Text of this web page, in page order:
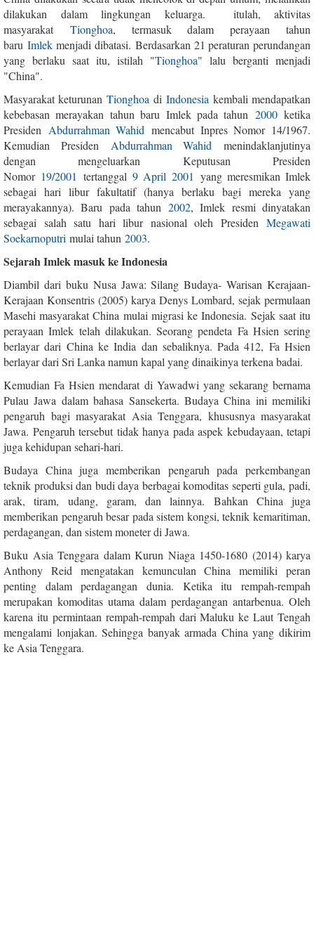
dilakukan dalam lingkungan keluarga. itulah, aktivitas
masyarakat Tionghoa, termasuk dalam perayaan tahun
baru Imlekmenjadi dibatasi. Berdasarkan 21 peraturan perundangan
yang berlaku saat itu, istilah "Tionghoa" lalu berganti menjadi
"China".
Masyarakat keturunan Tionghoa di Indonesia kembali mendapatkan
kebebasan merayakan tahun baru Imlek pada tahun 2000ketika
Presiden Abdurrahman Wahid mencabut Inpres Nomor 14/1967.
Kemudian Presiden Abdurrahman Wahid menindaklanjutinya
dengan mengeluarkan Keputusan Presiden
Nomor 19/2001 tertanggal 9 April 2001 yang meresmikan Imlek
sebagai hari libur fakultatif (hanya berlaku bagi mereka yang
merayakannya). Baru pada tahun2002, Imlek resmi dinyatakan
sebagai salah satu hari libur nasional oleh Presiden Megawati
Soekarnoputri mulai tahun 2003.
Sejarah Imlek masuk ke Indonesia
Diambil dari buku Nusa Jawa: Silang Budaya- Warisan Kerajaan-
Kerajaan Konsentris (2005) karya Denys Lombard, sejak permulaan
Masehi masyarakat China mulai migrasi ke Indonesia. Sejak saat itu
perayaan Imlek telah dilakukan. Seorang pendeta Fa Hsien sering
berlayar dari China ke India dan sebaliknya. Pada 412, Fa Hsien
berlayar dari Sri Lanka namun kapal yang dinaikinya terkena badai.
Kemudian Fa Hsien mendarat di Yawadwi yang sekarang bernama
Pulau Jawa dalam bahasa Sansekerta. Budaya China ini memiliki
pengaruh bagi masyarakat Asia Tenggara, khususnya masyarakat
Jawa. Pengaruh tersebut tidak hanya pada aspek kebudayaan, tetapi
juga kehidupan sehari-hari.
Budaya China juga memberikan pengaruh pada perkembangan
teknik produksi dan budi daya berbagai komoditas seperti gula, padi,
arak, tiram, udang, garam, dan lainnya. Bahkan China juga
memberikan pengaruh besar pada sistem kongsi, teknik kemaritiman,
perdagangan, dan sistem moneter di Jawa.
Buku Asia Tenggara dalam Kurun Niaga 1450-1680 (2014) karya
Anthony Reid mengatakan kemunculan China memiliki peran
penting dalam perdagangan dunia. Ketika itu rempah-rempah
merupakan komoditas utama dalam perdagangan antarbenua. Oleh
karena itu permintaan rempah-rempah dari Maluku ke Laut Tengah
mengalami lonjakan. Sehingga banyak armada China yang dikirim
ke Asia Tenggara.